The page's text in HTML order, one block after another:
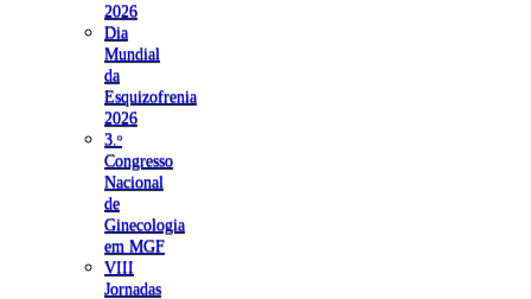
2026
Dia
Mundial
da
Esquizofrenia
2026
3.ᵒ
Congresso
Nacional
de
Ginecologia
em MGF
VIII
Jornadas